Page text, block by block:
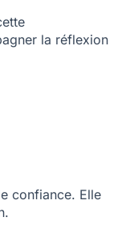
la réflexion
confiance. Elle